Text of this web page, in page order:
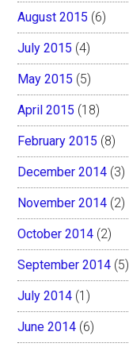
August 2015 (6)
July 2015 (4)
May 2015 (5)
April 2015 (18)
February 2015 (8)
December 2014 (3)
November 2014 (2)
October 2014 (2)
September 2014 (5)
July 2014 (1)
June 2014 (6)